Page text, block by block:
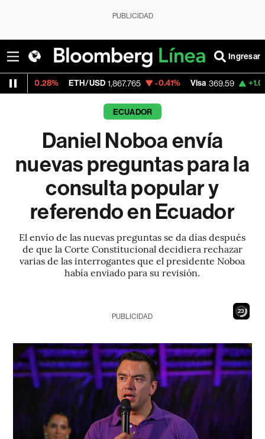
PUBLICIDAD
Ingresar
ETH/USD 1,867.765 -0.41% Visa 369.59 +1.07%
ECUADOR
Daniel Noboa envía
nuevas preguntas para la
consulta popular y
referendo en Ecuador
El envío de las nuevas preguntas se da días después
de que la Corte Constitucional decidiera rechazar
varias de las interrogantes que el presidente Noboa
había enviado para su revisión.
21
PUBLICIDAD